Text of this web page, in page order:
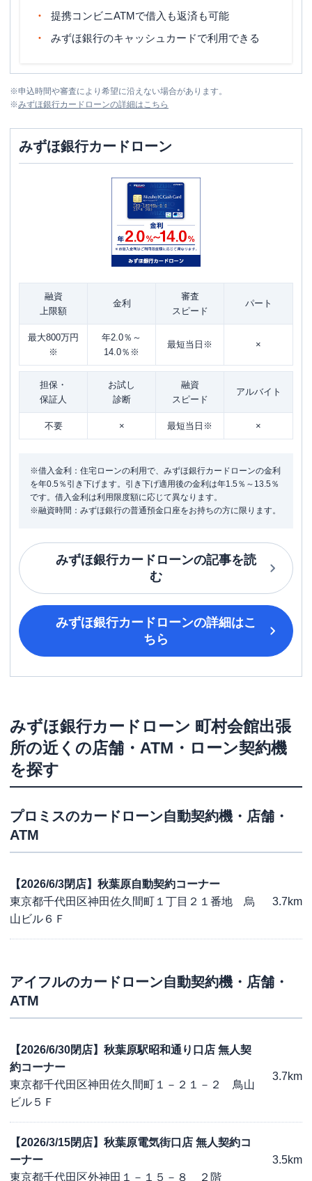
提携コンビニATMで借入も返済も可能
みずほ銀行のキャッシュカードで利用できる
※申込時間や審査により希望に沿えない場合があります。
※みずほ銀行カードローンの詳細はこちら
みずほ銀行カードローン
融資
上限額
金利
審査
スピード
パート
最大800万円
※
年2.0％～
14.0％※
最短当日※ ×
担保・
保証人
お試し
診断
融資
スピード
アルバイト
不要 × 最短当日※ ×
※借入金利：住宅ローンの利用で、みずほ銀行カードローンの金利
を年0.5％引き下げます。引き下げ適用後の金利は年1.5％～13.5％
です。借入金利は利用限度額に応じて異なります。
※融資時間：みずほ銀行の普通預金口座をお持ちの方に限ります。
みずほ銀行カードローンの記事を読
む
みずほ銀行カードローンの詳細はこ
ちら
みずほ銀行カードローン 町村会館出張
所の近くの店舗・ATM・ローン契約機
を探す
プロミスのカードローン自動契約機・店舗・
ATM
【2026/6/3閉店】秋葉原自動契約コーナー
東京都千代田区神田佐久間町１丁目２１番地 烏
山ビル６Ｆ
3.7km
アイフルのカードローン自動契約機・店舗・
ATM
【2026/6/30閉店】秋葉原駅昭和通り口店 無人契
約コーナー
東京都千代田区神田佐久間町１－２１－２ 鳥山
ビル５Ｆ
3.7km
【2026/3/15閉店】秋葉原電気街口店 無人契約コ
ーナー
東京都千代田区外神田１－１５－８ ２階
3.5km